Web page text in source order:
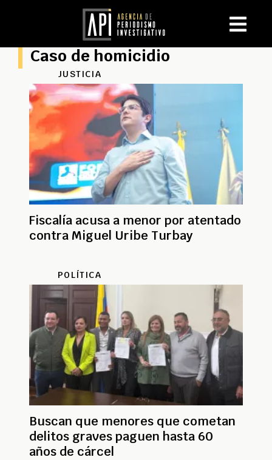
Caso de homicidio
JUSTICIA
Fiscalía acusa a menor por atentado
contra Miguel Uribe Turbay
POLÍTICA
Buscan que menores que cometan
delitos graves paguen hasta 60
años de cárcel